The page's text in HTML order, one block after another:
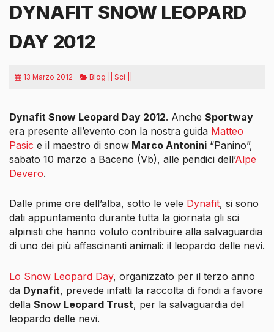
DYNAFIT SNOW LEOPARD
DAY 2012
13 Marzo 2012 Blog || Sci ||
Dynafit Snow Leopard Day 2012. Anche Sportway
era presente all’evento con la nostra guida Matteo
Pasic e il maestro di snow Marco Antonini “Panino”,
sabato 10 marzo a Baceno (Vb), alle pendici dell’Alpe
Devero.
Dalle prime ore dell’alba, sotto le vele Dynafit, si sono
dati appuntamento durante tutta la giornata gli sci
alpinisti che hanno voluto contribuire alla salvaguardia
di uno dei più affascinanti animali: il leopardo delle nevi.
Lo Snow Leopard Day, organizzato per il terzo anno
da Dynafit, prevede infatti la raccolta di fondi a favore
della Snow Leopard Trust, per la salvaguardia del
leopardo delle nevi.